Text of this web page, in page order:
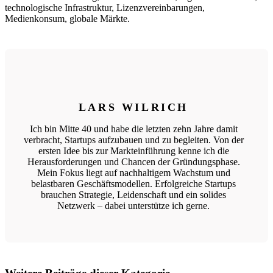
technologische Infrastruktur, Lizenzvereinbarungen,
Medienkonsum, globale Märkte.
LARS WILRICH
Ich bin Mitte 40 und habe die letzten zehn Jahre damit
verbracht, Startups aufzubauen und zu begleiten. Von der
ersten Idee bis zur Markteinführung kenne ich die
Herausforderungen und Chancen der Gründungsphase.
Mein Fokus liegt auf nachhaltigem Wachstum und
belastbaren Geschäftsmodellen. Erfolgreiche Startups
brauchen Strategie, Leidenschaft und ein solides
Netzwerk – dabei unterstütze ich gerne.